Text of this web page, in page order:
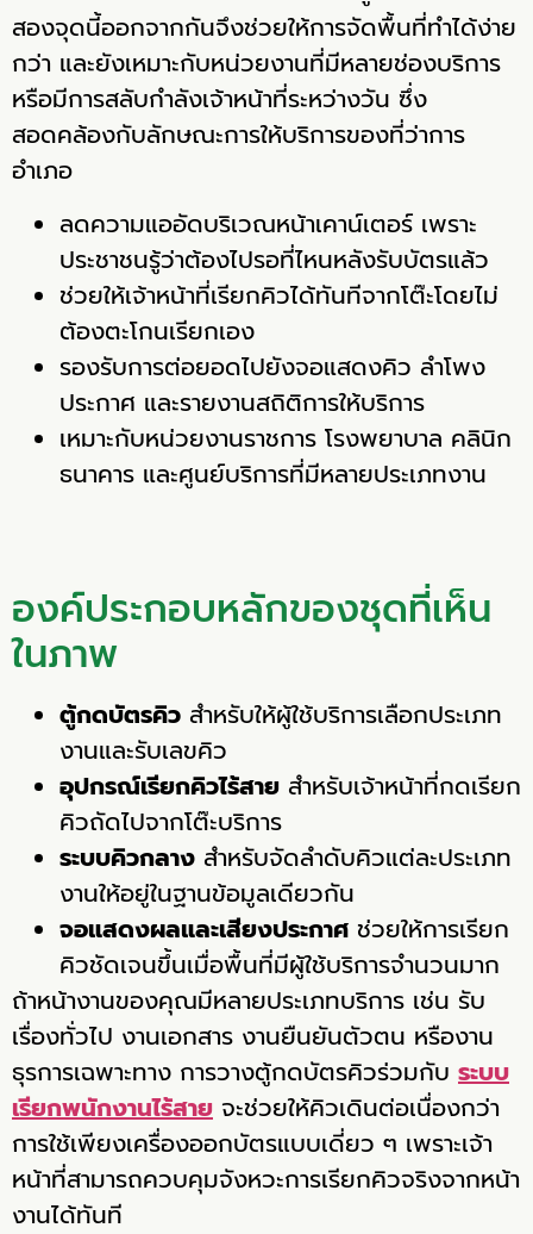
สองจุดนี้ออกจากกันจึงช่วยให้การจัดพื้นที่ทำได้ง่าย
กว่า และยังเหมาะกับหน่วยงานที่มีหลายช่องบริการ
หรือมีการสลับกำลังเจ้าหน้าที่ระหว่างวัน ซึ่ง
สอดคล้องกับลักษณะการให้บริการของที่ว่าการ
อำเภอ
ลดความแออัดบริเวณหน้าเคาน์เตอร์ เพราะ
ประชาชนรู้ว่าต้องไปรอที่ไหนหลังรับบัตรแล้ว
ช่วยให้เจ้าหน้าที่เรียกคิวได้ทันทีจากโต๊ะโดยไม่
ต้องตะโกนเรียกเอง
รองรับการต่อยอดไปยังจอแสดงคิว ลำโพง
ประกาศ และรายงานสถิติการให้บริการ
เหมาะกับหน่วยงานราชการ โรงพยาบาล คลินิก
ธนาคาร และศูนย์บริการที่มีหลายประเภทงาน
องค์ประกอบหลักของชุดที่เห็น
ในภาพ
ตู้กดบัตรคิว สำหรับให้ผู้ใช้บริการเลือกประเภท
งานและรับเลขคิว
อุปกรณ์เรียกคิวไร้สาย สำหรับเจ้าหน้าที่กดเรียก
คิวถัดไปจากโต๊ะบริการ
ระบบคิวกลาง สำหรับจัดลำดับคิวแต่ละประเภท
งานให้อยู่ในฐานข้อมูลเดียวกัน
จอแสดงผลและเสียงประกาศ ช่วยให้การเรียก
คิวชัดเจนขึ้นเมื่อพื้นที่มีผู้ใช้บริการจำนวนมาก
ถ้าหน้างานของคุณมีหลายประเภทบริการ เช่น รับ
เรื่องทั่วไป งานเอกสาร งานยืนยันตัวตน หรืองาน
ธุรการเฉพาะทาง การวางตู้กดบัตรคิวร่วมกับ ระบบ
เรียกพนักงานไร้สาย จะช่วยให้คิวเดินต่อเนื่องกว่า
การใช้เพียงเครื่องออกบัตรแบบเดี่ยว ๆ เพราะเจ้า
หน้าที่สามารถควบคุมจังหวะการเรียกคิวจริงจากหน้า
งานได้ทันที